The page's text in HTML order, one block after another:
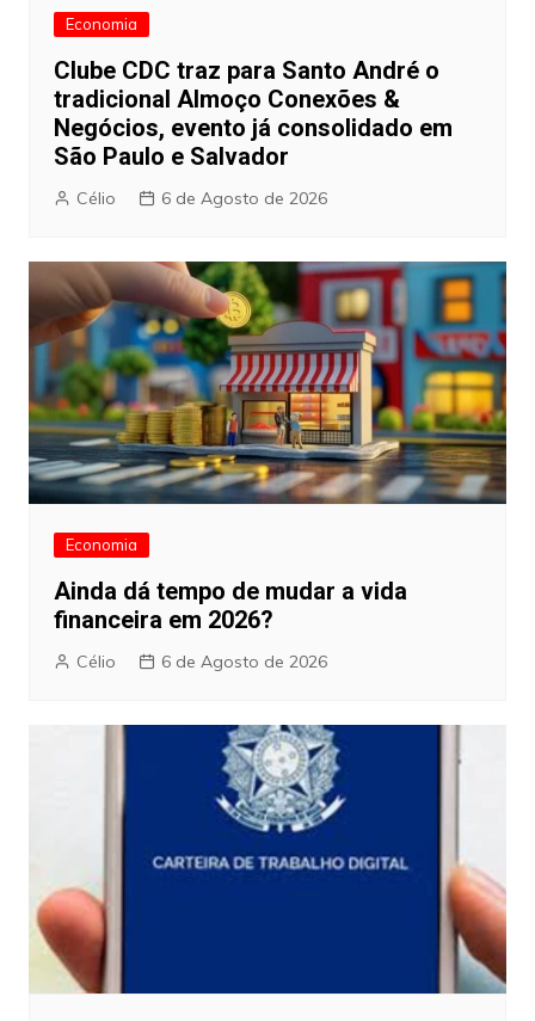
Economia
Clube CDC traz para Santo André o
tradicional Almoço Conexões &
Negócios, evento já consolidado em
São Paulo e Salvador
Célio 6 de Agosto de 2026
Economia
Ainda dá tempo de mudar a vida
financeira em 2026?
Célio 6 de Agosto de 2026